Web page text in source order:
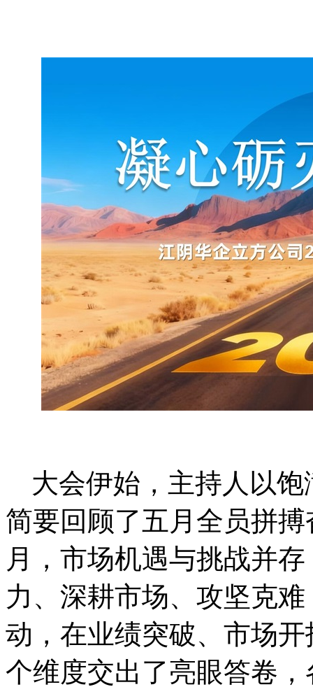
大会伊始，主持人以
简要回顾了五月全员拼
月，市场机遇与挑战并
力、深耕市场、攻坚克
动，在业绩突破、市场
个维度交出了亮眼答卷